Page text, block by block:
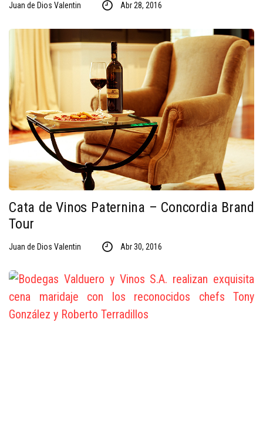
Juan de Dios Valentin Abr 28, 2016
Cata de Vinos Paternina – Concordia Brand
Tour
Juan de Dios Valentin Abr 30, 2016